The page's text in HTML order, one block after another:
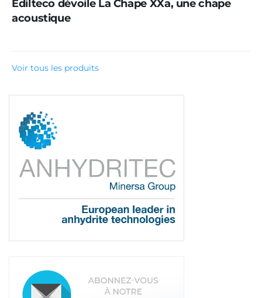
Edilteco dévoile La Chape XXa, une chape
acoustique
Voir tous les produits